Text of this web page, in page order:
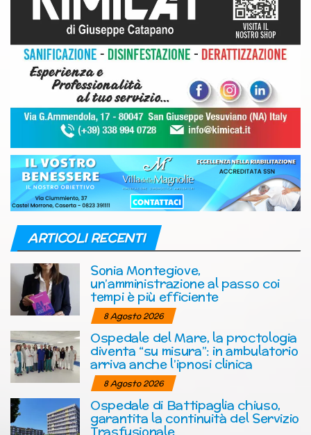
ARTICOLI RECENTI
Sonia Montegiove,
un’amministrazione al passo coi
tempi è più efficiente
8 Agosto 2026
Ospedale del Mare, la proctologia
diventa “su misura”: in ambulatorio
arriva anche l’ipnosi clinica
8 Agosto 2026
Ospedale di Battipaglia chiuso,
garantita la continuità del Servizio
Trasfusionale